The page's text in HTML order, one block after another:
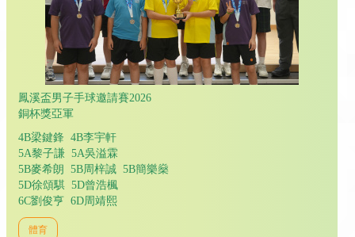
鳳溪盃男子手球邀請賽2026
銅杯獎亞軍
4B梁鍵鋒 4B李宇軒
5A黎子謙 5A吳溢霖
5B麥希朗 5B周梓誠 5B簡樂燊
5D徐頌騏 5D曾浩楓
6C劉俊亨 6D周靖熙
體育